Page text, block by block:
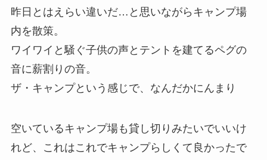
昨日とはえらい違いだ…と思いながらキャンプ場
内を散策。
ワイワイと騒ぐ子供の声とテントを建てるペグの
音に薪割りの音。
ザ・キャンプという感じで、なんだかにんまり
空いているキャンプ場も貸し切りみたいでいいけ
れど、これはこれでキャンプらしくて良かったで